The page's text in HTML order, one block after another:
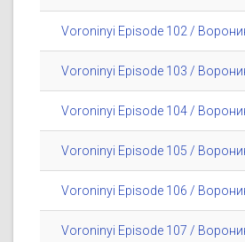
Voroninyi Episode 102 /
Voroninyi Episode 103 /
Voroninyi Episode 104 /
Voroninyi Episode 105 /
Voroninyi Episode 106 /
Voroninyi Episode 107 /